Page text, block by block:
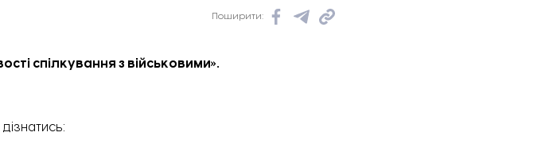
Поширити:
спілкування з військовими».